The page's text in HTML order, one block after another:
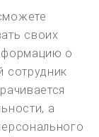
своих
о
сотрудник
а